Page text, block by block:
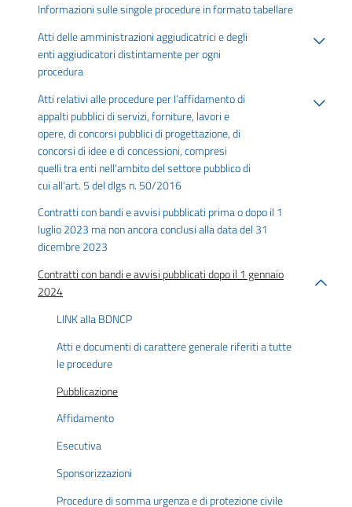
Informazioni sulle singole procedure in formato tabellare
Atti delle amministrazioni aggiudicatrici e degli
enti aggiudicatori distintamente per ogni
procedura
Atti relativi alle procedure per l’affidamento di
appalti pubblici di servizi, forniture, lavori e
opere, di concorsi pubblici di progettazione, di
concorsi di idee e di concessioni, compresi
quelli tra enti nell'ambito del settore pubblico di
cui all'art. 5 del dlgs n. 50/2016
Contratti con bandi e avvisi pubblicati prima o dopo il 1
luglio 2023 ma non ancora conclusi alla data del 31
dicembre 2023
Contratti con bandi e avvisi pubblicati dopo il 1 gennaio
2024
LINK alla BDNCP
Atti e documenti di carattere generale riferiti a tutte
le procedure
Pubblicazione
Affidamento
Esecutiva
Sponsorizzazioni
Procedure di somma urgenza e di protezione civile